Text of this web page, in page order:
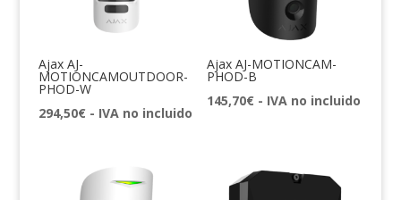
Ajax AJ-
MOTIONCAMOUTDOOR-
PHOD-W
294,50€ - IVA no incluido
Ajax AJ-MOTIONCAM-
PHOD-B
145,70€ - IVA no incluido